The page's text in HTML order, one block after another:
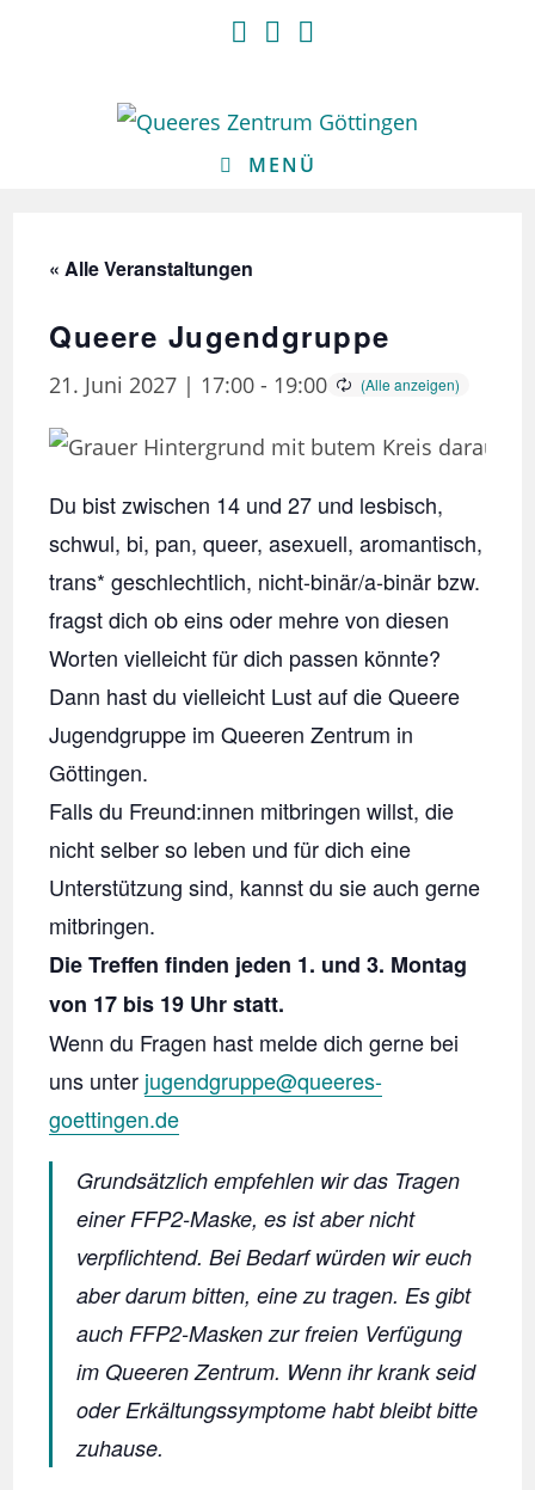
MENÜ
« Alle Veranstaltungen
Queere Jugendgruppe
21. Juni 2027 | 17:00 - 19:00
Du bist zwischen 14 und 27 und lesbisch,
schwul, bi, pan, queer, asexuell, aromantisch,
trans* geschlechtlich, nicht-binär/a-binär bzw.
fragst dich ob eins oder mehre von diesen
Worten vielleicht für dich passen könnte?
Dann hast du vielleicht Lust auf die Queere
Jugendgruppe im Queeren Zentrum in
Göttingen.
Falls du Freund:innen mitbringen willst, die
nicht selber so leben und für dich eine
Unterstützung sind, kannst du sie auch gerne
mitbringen.
Die Treffen finden jeden 1. und 3. Montag
von 17 bis 19 Uhr statt.
Wenn du Fragen hast melde dich gerne bei
uns unter jugendgruppe@queeres-
goettingen.de
Grundsätzlich empfehlen wir das Tragen
einer FFP2-Maske, es ist aber nicht
verpflichtend. Bei Bedarf würden wir euch
aber darum bitten, eine zu tragen. Es gibt
auch FFP2-Masken zur freien Verfügung
im Queeren Zentrum. Wenn ihr krank seid
oder Erkältungssymptome habt bleibt bitte
zuhause.